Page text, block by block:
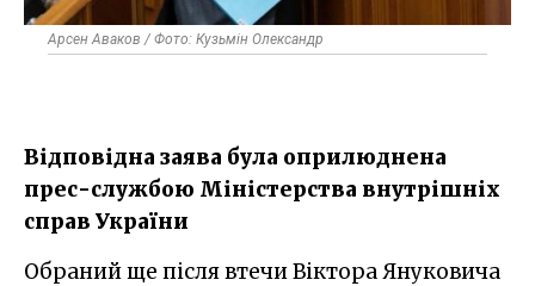
Арсен Аваков / Фото: Кузьмін Олександр
Відповідна заява була оприлюднена
прес-службою Міністерства внутрішніх
справ України
Обраний ще після втечи Віктора Януковича